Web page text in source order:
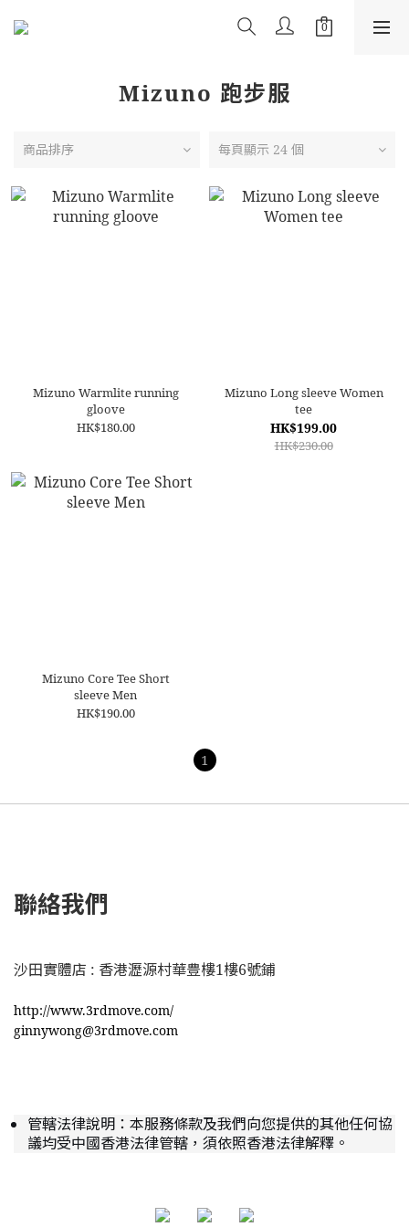
Mizuno 跑步服
商品排序 每頁顯示 24 個
Mizuno Warmlite running
gloove
HK$180.00
Mizuno Long sleeve Women
tee
HK$199.00
HK$230.00
Mizuno Core Tee Short
sleeve Men
HK$190.00
1
聯絡我們
沙田實體店 : 香港瀝源村華豊樓1樓6號鋪
http://www.3rdmove.com/
ginnywong@3rdmove.com
管轄法律說明：本服務條款及我們向您提供的其他任何協
議均受中國香港法律管轄，須依照香港法律解釋。